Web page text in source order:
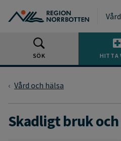
SÖK HITTA
Vård och hälsa
Skadligt bruk